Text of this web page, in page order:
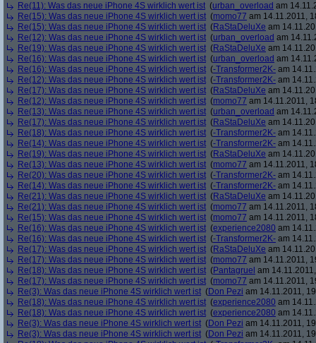
Re(11): Was das neue iPhone 4S wirklich wert ist (urban_overload am
Re(15): Was das neue iPhone 4S wirklich wert ist (momo77 am 14.11.2011,
Re(15): Was das neue iPhone 4S wirklich wert ist (RaStaDeluXe am
Re(12): Was das neue iPhone 4S wirklich wert ist (urban_overload am
Re(19): Was das neue iPhone 4S wirklich wert ist (RaStaDeluXe am
Re(16): Was das neue iPhone 4S wirklich wert ist (urban_overload am
Re(16): Was das neue iPhone 4S wirklich wert ist (-Transformer2K- am
Re(12): Was das neue iPhone 4S wirklich wert ist (-Transformer2K- am
Re(17): Was das neue iPhone 4S wirklich wert ist (RaStaDeluXe am
Re(12): Was das neue iPhone 4S wirklich wert ist (momo77 am 14.11.2011,
Re(13): Was das neue iPhone 4S wirklich wert ist (urban_overload am
Re(17): Was das neue iPhone 4S wirklich wert ist (RaStaDeluXe am
Re(18): Was das neue iPhone 4S wirklich wert ist (-Transformer2K- am
Re(14): Was das neue iPhone 4S wirklich wert ist (-Transformer2K- am
Re(19): Was das neue iPhone 4S wirklich wert ist (RaStaDeluXe am
Re(13): Was das neue iPhone 4S wirklich wert ist (momo77 am 14.11.2011,
Re(20): Was das neue iPhone 4S wirklich wert ist (-Transformer2K- am
Re(14): Was das neue iPhone 4S wirklich wert ist (-Transformer2K- am
Re(21): Was das neue iPhone 4S wirklich wert ist (RaStaDeluXe am
Re(21): Was das neue iPhone 4S wirklich wert ist (momo77 am 14.11.2011,
Re(15): Was das neue iPhone 4S wirklich wert ist (momo77 am 14.11.2011,
Re(16): Was das neue iPhone 4S wirklich wert ist (experience2080 am
Re(16): Was das neue iPhone 4S wirklich wert ist (-Transformer2K- am
Re(17): Was das neue iPhone 4S wirklich wert ist (RaStaDeluXe am
Re(17): Was das neue iPhone 4S wirklich wert ist (momo77 am 14.11.2011,
Re(18): Was das neue iPhone 4S wirklich wert ist (Pantagruel am
Re(17): Was das neue iPhone 4S wirklich wert ist (momo77 am 14.11.2011,
Re(3): Was das neue iPhone 4S wirklich wert ist (Don Pezi am 14.11.2011,
Re(18): Was das neue iPhone 4S wirklich wert ist (experience2080 am
Re(18): Was das neue iPhone 4S wirklich wert ist (experience2080 am
Re(3): Was das neue iPhone 4S wirklich wert ist (Don Pezi am 14.11.2011,
Re(3): Was das neue iPhone 4S wirklich wert ist (Don Pezi am 14.11.2011,